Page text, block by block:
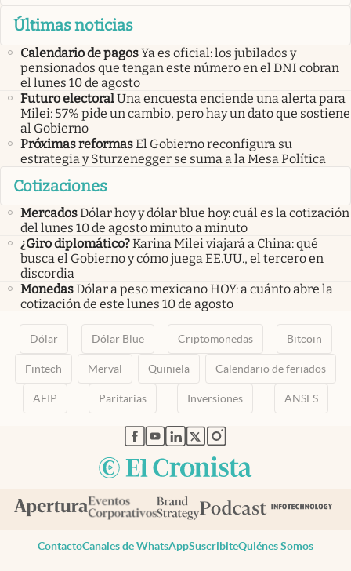
Últimas noticias
Calendario de pagosYa es oficial: los jubilados y
pensionados que tengan este número en el DNI cobran
el lunes 10 de agosto
Futuro electoralUna encuesta enciende una alerta para
Milei: 57% pide un cambio, pero hay un dato que sostiene
al Gobierno
Próximas reformasEl Gobierno reconfigura su
estrategia y Sturzenegger se suma a la Mesa Política
Cotizaciones
MercadosDólar hoy y dólar blue hoy: cuál es la cotización
del lunes 10 de agosto minuto a minuto
¿Giro diplomático?Karina Milei viajará a China: qué
busca el Gobierno y cómo juega EE.UU., el tercero en
discordia
MonedasDólar a peso mexicano HOY: a cuánto abre la
cotización de este lunes 10 de agosto
Dólar Dólar Blue Criptomonedas Bitcoin
Fintech Merval Quiniela Calendario de feriados
AFIP Paritarias Inversiones ANSES
abre en nueva pestaña
abre en nueva pestaña
abre en nueva pestaña
abre en nueva pestaña
abre en nueva pestaña
ContactoCanales de WhatsAppSuscribiteQuiénes Somos